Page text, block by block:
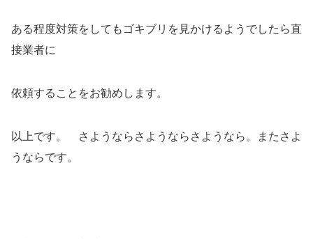
ある程度対策をしてもゴキブリを見かけるようでしたら直
接業者に
依頼することをお勧めします。
以上です。 さようならさようならさようなら。またさよ
うならです。